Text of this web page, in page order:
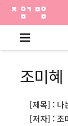
조미혜
[제목] : 나
[저자] : 조